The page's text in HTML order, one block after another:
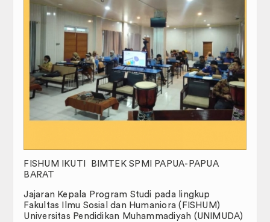
Publikasi
JIP Connectednees
FAIR.
RENCANA INDUK PENELITIN (RIP)
DOWNLOAD
FISHUM IKUTI BIMTEK SPMI PAPUA-PAPUA
BARAT
Jajaran Kepala Program Studi pada lingkup
Fakultas Ilmu Sosial dan Humaniora (FISHUM)
Universitas Pendidikan Muhammadiyah (UNIMUDA)